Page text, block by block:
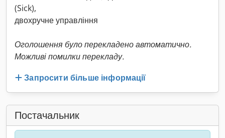
(Sick),
двохручне управління
Оголошення було перекладено автоматично.
Можливі помилки перекладу.
Запросити більше інформації
Постачальник